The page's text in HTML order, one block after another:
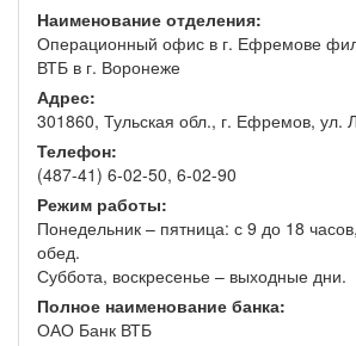
Наименование отделения:
Операционный офис в г. Ефремове
ВТБ в г. Воронеже
Адрес:
301860, Тульская обл., г. Ефремов, ул.
Телефон:
(487-41) 6-02-50, 6-02-90
Режим работы:
Понедельник – пятница: с 9 до 18
обед.
Суббота, воскресенье – выходные дни.
Полное наименование банка:
ОАО Банк ВТБ